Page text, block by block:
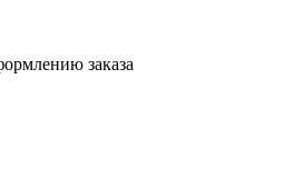
заказа